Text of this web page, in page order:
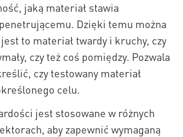
jaką materiał stawia
Dzięki temu można
to materiał twardy i kruchy, czy
czy też coś pomiędzy. Pozwala
czy testowany materiał
celu.
jest stosowane w różnych
aby zapewnić wymaganą